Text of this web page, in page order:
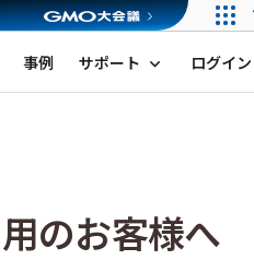
事例 サポート expand_more ログイン
のお客様へ